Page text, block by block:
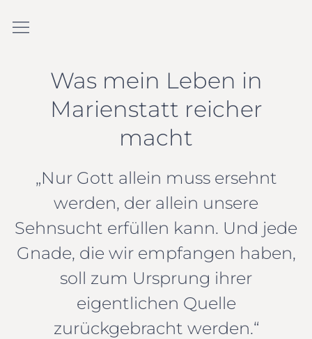
Was mein Leben in
Marienstatt reicher
macht
„Nur Gott allein muss ersehnt
werden, der allein unsere
Sehnsucht erfüllen kann. Und jede
Gnade, die wir empfangen haben,
soll zum Ursprung ihrer
eigentlichen Quelle
zurückgebracht werden.“